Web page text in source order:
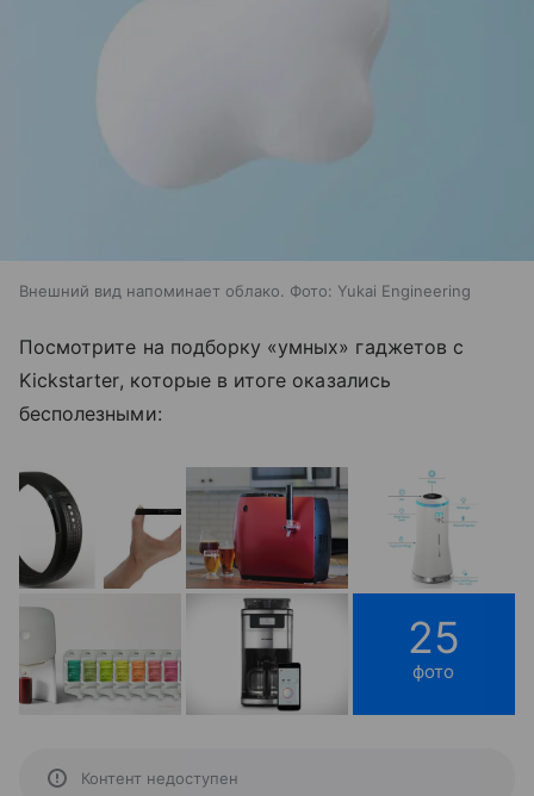
Внешний вид напоминает облако. Фото: Yukai Engineering
Посмотрите на подборку «умных» гаджетов с
Kickstarter, которые в итоге оказались
бесполезными:
25
фото
Контент недоступен